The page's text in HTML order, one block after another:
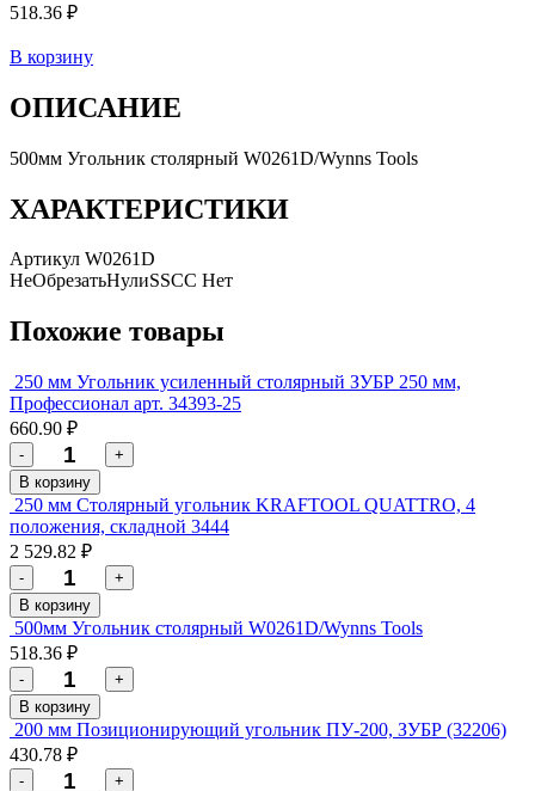
518.36 ₽
В корзину
ОПИСАНИЕ
500мм Угольник столярный W0261D/Wynns Tools
ХАРАКТЕРИСТИКИ
Артикул W0261D
НеОбрезатьНулиSSCC Нет
Похожие товары
250 мм Угольник усиленный столярный ЗУБР 250 мм,
Профессионал арт. 34393-25
660.90 ₽
-
+
В корзину
250 мм Столярный угольник KRAFTOOL QUATTRO, 4
положения, складной 3444
2 529.82 ₽
-
+
В корзину
500мм Угольник столярный W0261D/Wynns Tools
518.36 ₽
-
+
В корзину
200 мм Позиционирующий угольник ПУ-200, ЗУБР (32206)
430.78 ₽
-
+